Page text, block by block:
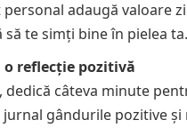
adaugă valoare
să te simți bine în pielea ta.
reflecție pozitivă
dedică câteva minute
gândurile pozitive și